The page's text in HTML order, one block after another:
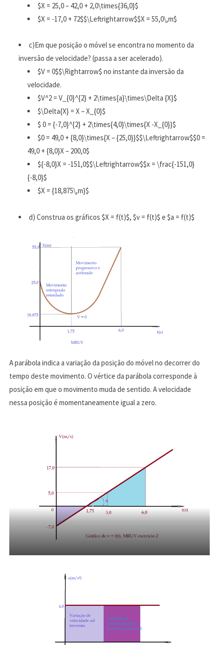
$X = 25,0 – 42,0 + 2,0\times{36,0}$
$X = -17,0 + 72$$\Leftrightarrow$$X = 55,0\,m$
c)Em que posição o móvel se encontra no momento da
inversão de velocidade? (passa a ser acelerado).
$V = 0$$\Rightarrow$ no instante da inversão da
velocidade.
$V^2 = V_{0}^{2} + 2\times{a}\times\Delta {X}$
$\Delta{X} = X – X_{0}$
$ 0 = {-7,0}^{2} + 2\times{4,0}\times{X -X_{0}}$
$0 = 49,0 + {8,0}\times{X – {25,0}}$$\Leftrightarrow$$0 =
49,0 + {8,0}X – 200,0$
${-8,0}X = -151,0$$\Leftrightarrow$$x = \frac{-151,0}
{-8,0}$
$X = {18,875\,m}$
d) Construa os gráficos $X = f(t)$, $v = f(t)$ e $a = f(t)$
A parábola indica a variação da posição do móvel no decorrer do
tempo deste movimento. O vértice da parábola corresponde à
posição em que o movimento muda de sentido. A velocidade
nessa posição é momentaneamente igual a zero.